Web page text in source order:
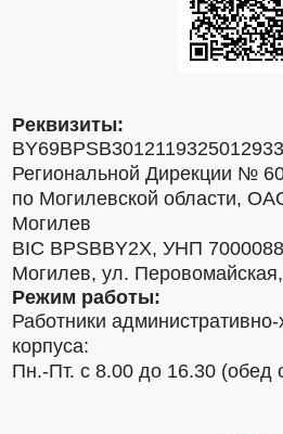
Реквизиты:
Региональной Дирекции №
по Могилевской области,
Могилев
BIC BPSBBY2X, УНП
Могилев, ул.
Режим работы:
Работники административно-
корпуса:
Пн.-Пт. с 8.00 до 16.30 (обед